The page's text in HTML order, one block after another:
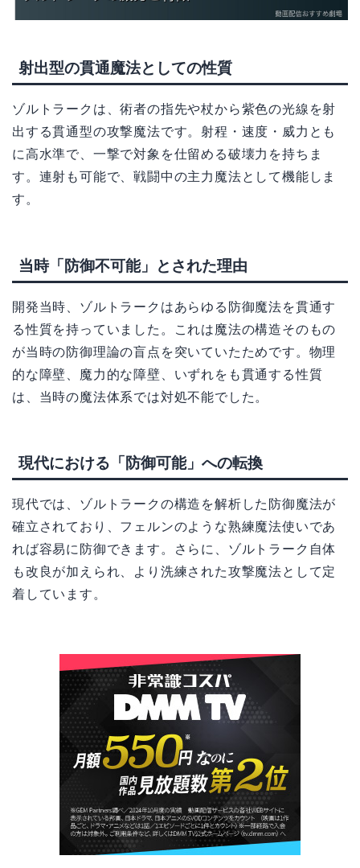
射出型の貫通魔法としての性質
ゾルトラークは、術者の指先や杖から紫色の光線を射
出する貫通型の攻撃魔法です。射程・速度・威力とも
に高水準で、一撃で対象を仕留める破壊力を持ちま
す。連射も可能で、戦闘中の主力魔法として機能しま
す。
当時「防御不可能」とされた理由
開発当時、ゾルトラークはあらゆる防御魔法を貫通す
る性質を持っていました。これは魔法の構造そのもの
が当時の防御理論の盲点を突いていたためです。物理
的な障壁、魔力的な障壁、いずれをも貫通する性質
は、当時の魔法体系では対処不能でした。
現代における「防御可能」への転換
現代では、ゾルトラークの構造を解析した防御魔法が
確立されており、フェルンのような熟練魔法使いであ
れば容易に防御できます。さらに、ゾルトラーク自体
も改良が加えられ、より洗練された攻撃魔法として定
着しています。